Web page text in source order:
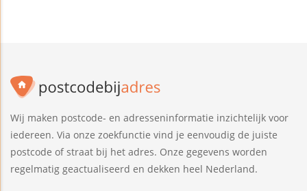
Wij maken postcode- en adresseninformatie inzichtelijk voor
iedereen. Via onze zoekfunctie vind je eenvoudig de juiste
postcode of straat bij het adres. Onze gegevens worden
regelmatig geactualiseerd en dekken heel Nederland.